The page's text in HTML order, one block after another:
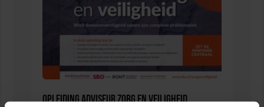
Opleiding Adviseur zorg en veiligheid